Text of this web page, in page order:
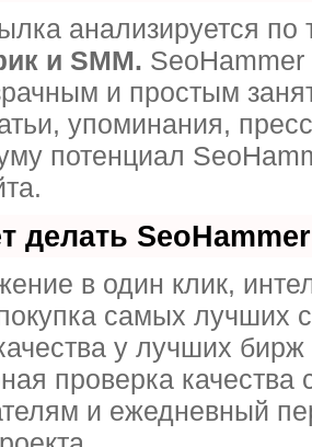
анализируется по
и SMM.
и простым
упоминания,
потенциал
делать SeoHammer
в один клик,
самых лучших
у лучших
проверка качества
и ежедневный